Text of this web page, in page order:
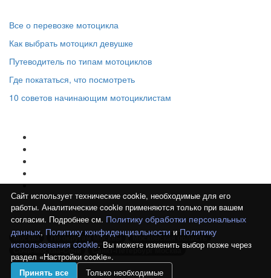
Все о перевозке мотоцикла
Как выбрать мотоцикл девушке
Путеводитель по типам мотоциклов
Где покататься, что посмотреть
10 советов начинающим мотоциклистам
Популярные направления
Москва По округам Москвы
Московская область
Сочи-Москва-Сочи
Санкт-Петербург Москва
Сайт использует технические cookie, необходимые для его
работы. Аналитические cookie применяются только при вашем
согласии. Подробнее см. Политику обработки персональных
данных, Политику конфиденциальности и Политику
использования cookie. Вы можете изменить выбор позже через
раздел «Настройки cookie».
Принять все
Только необходимые